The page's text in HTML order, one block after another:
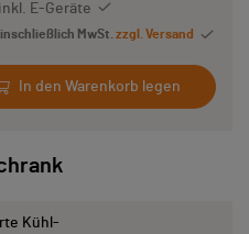
Kühl-
E-Geräte
MwSt. zzgl. Versand
In den Warenkorb legen